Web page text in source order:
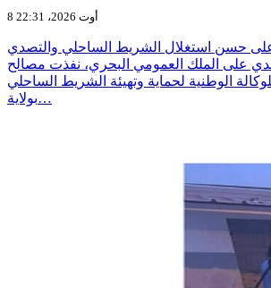
8 أوت 2026، 22:31
حسن استغلال الشريط الساحلي والتصدي
على الملك العمومي البحري، نفذت مصالح
الوطنية لحماية وتهيئة الشريط الساحلي
بولاية…